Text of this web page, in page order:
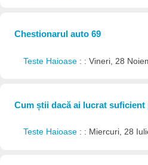
Chestionarul auto 69
Teste Haioase : : Vineri, 28
Cum știi dacă ai lucrat suficient
Teste Haioase : : Miercuri, 28